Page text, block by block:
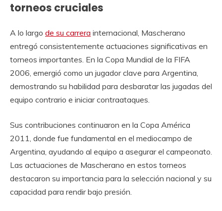
torneos cruciales
A lo largo de su carrera internacional, Mascherano
entregó consistentemente actuaciones significativas en
torneos importantes. En la Copa Mundial de la FIFA
2006, emergió como un jugador clave para Argentina,
demostrando su habilidad para desbaratar las jugadas del
equipo contrario e iniciar contraataques.
Sus contribuciones continuaron en la Copa América
2011, donde fue fundamental en el mediocampo de
Argentina, ayudando al equipo a asegurar el campeonato.
Las actuaciones de Mascherano en estos torneos
destacaron su importancia para la selección nacional y su
capacidad para rendir bajo presión.